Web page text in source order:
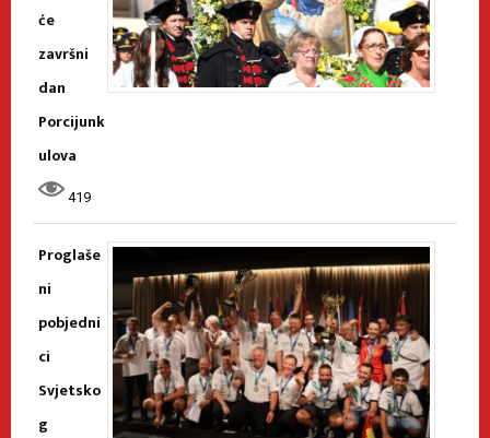
će
završni
dan
Porcijunk
ulova
419
Proglaše
ni
pobjedni
ci
Svjetsko
g